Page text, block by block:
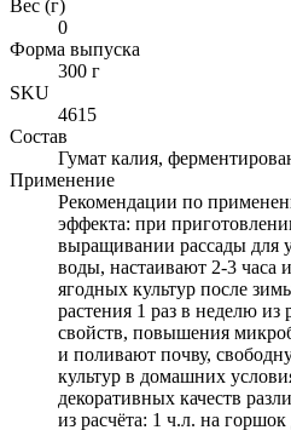
Вес (г)
0
Форма выпуска
300 г
SKU
4615
Состав
Гумат калия,
Применение
Рекомендации по
эффекта: при
выращивании рассады для
воды, настаивают 2-3 часа
ягодных культур после
растения 1 раз в неделю
свойств, повышения
и поливают почву,
культур в домашних
декоративных качеств
из расчёта: 1 ч.л. на